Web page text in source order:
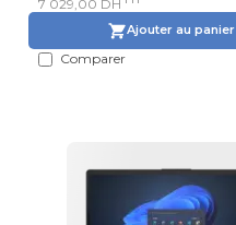
7 029,00 DH
Ajouter au panier
Comparer